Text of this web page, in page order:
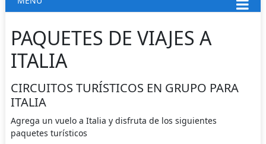
PAQUETES DE VIAJES A
ITALIA
CIRCUITOS TURÍSTICOS EN GRUPO PARA
ITALIA
Agrega un vuelo a Italia y disfruta de los siguientes
paquetes turísticos